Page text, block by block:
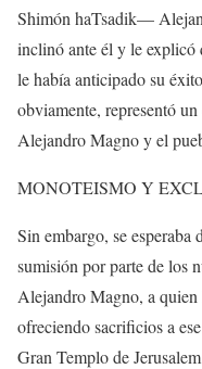
Shimón haTsadik—
inclinó ante él y le explicó
le había anticipado su
obviamente, representó
Alejandro Magno y el
MONOTEISMO Y
Sin embargo, se
sumisión por parte de los
Alejandro Magno, a
ofreciendo sacrificios a
Gran Templo de